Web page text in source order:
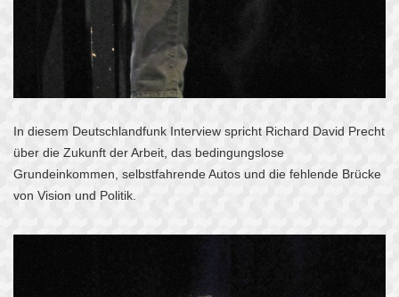
In diesem Deutschlandfunk Interview spricht Richard David Precht
über die Zukunft der Arbeit, das bedingungslose
Grundeinkommen, selbstfahrende Autos und die fehlende Brücke
von Vision und Politik.